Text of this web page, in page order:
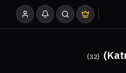
(
32
)